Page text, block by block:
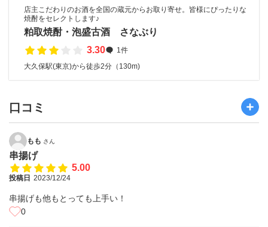
店主こだわりのお酒を全国の蔵元からお取り寄せ。皆様にぴったりな
焼酎をセレクトします♪
粕取焼酎・泡盛古酒 さなぶり
3.30
1件
大久保駅(東京)から徒歩2分（130m)
口コミ
もも さん
串揚げ
5.00
投稿日 2023/12/24
串揚げも他もとっても上手い！
0